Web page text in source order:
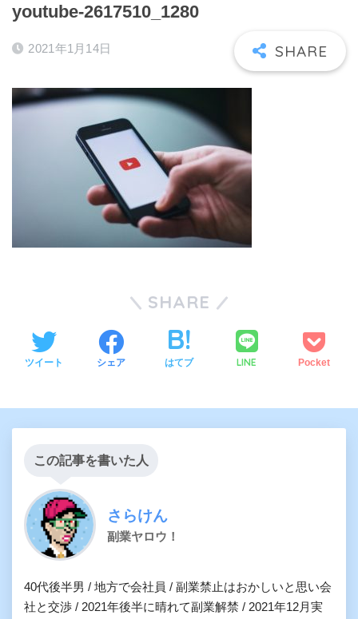
youtube-2617510_1280
2021年1月14日
SHARE
ツイート シェア はてブ LINE Pocket
この記事を書いた人
さらけん
副業ヤロウ！
40代後半男 / 地方で会社員 / 副業禁止はおかしいと思い会
社と交渉 / 2021年後半に晴れて副業解禁 / 2021年12月実